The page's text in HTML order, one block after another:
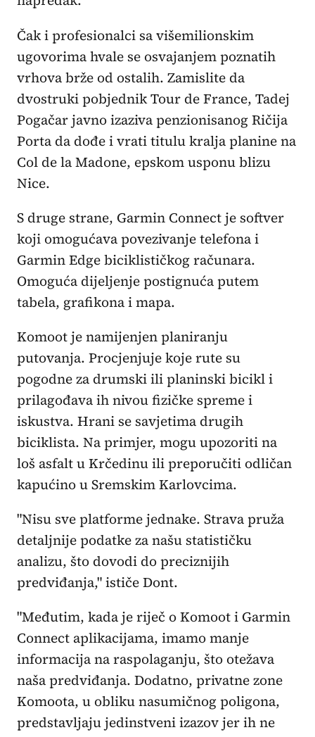
Čak i profesionalci sa višemilionskim
ugovorima hvale se osvajanjem poznatih
vrhova brže od ostalih. Zamislite da
dvostruki pobjednik Tour de France, Tadej
Pogačar javno izaziva penzionisanog Ričija
Porta da dođe i vrati titulu kralja planine na
Col de la Madone, epskom usponu blizu
Nice.
S druge strane, Garmin Connect je softver
koji omogućava povezivanje telefona i
Garmin Edge biciklističkog računara.
Omoguća dijeljenje postignuća putem
tabela, grafikona i mapa.
Komoot je namijenjen planiranju
putovanja. Procjenjuje koje rute su
pogodne za drumski ili planinski bicikl i
prilagođava ih nivou fizičke spreme i
iskustva. Hrani se savjetima drugih
biciklista. Na primjer, mogu upozoriti na
loš asfalt u Krčedinu ili preporučiti odličan
kapućino u Sremskim Karlovcima.
"Nisu sve platforme jednake. Strava pruža
detaljnije podatke za našu statističku
analizu, što dovodi do preciznijih
predviđanja," ističe Dont.
"Međutim, kada je riječ o Komoot i Garmin
Connect aplikacijama, imamo manje
informacija na raspolaganju, što otežava
naša predviđanja. Dodatno, privatne zone
Komoota, u obliku nasumičnog poligona,
predstavljaju jedinstveni izazov jer ih ne